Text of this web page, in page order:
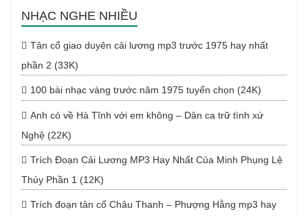
NHẠC NGHE NHIỀU
Tân cổ giao duyên cải lương mp3 trước 1975 hay nhất
phần 2 (33K)
100 bài nhạc vàng trước năm 1975 tuyển chọn (24K)
Anh có về Hà Tĩnh với em không – Dân ca trữ tình xứ
Nghệ (22K)
Trích Đoạn Cải Lương MP3 Hay Nhất Của Minh Phụng Lệ
Thủy Phần 1 (12K)
Trích đoạn tân cổ Châu Thanh – Phượng Hằng mp3 hay